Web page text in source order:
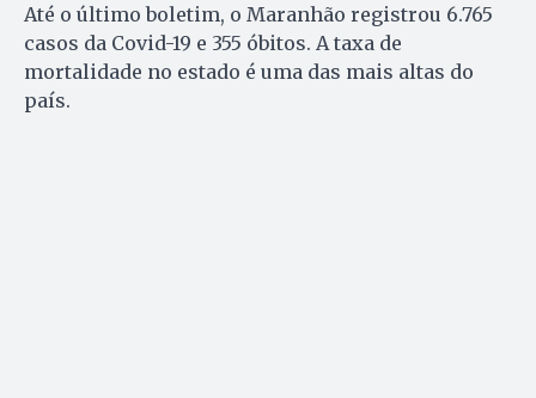
Até o último boletim, o Maranhão registrou 6.765
casos da Covid-19 e 355 óbitos. A taxa de
mortalidade no estado é uma das mais altas do
país.